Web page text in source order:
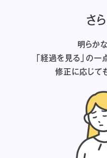
さら
明らか
「経過を見る」の
修正に応じて